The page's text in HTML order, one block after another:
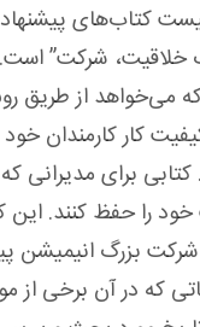
کتاب‌های
خلاقیت، شرکت”
می‌خواهد از طریق
کار کارمندان خود
برای مدیرانی
را حفظ کنند. این
که در آن برخی از